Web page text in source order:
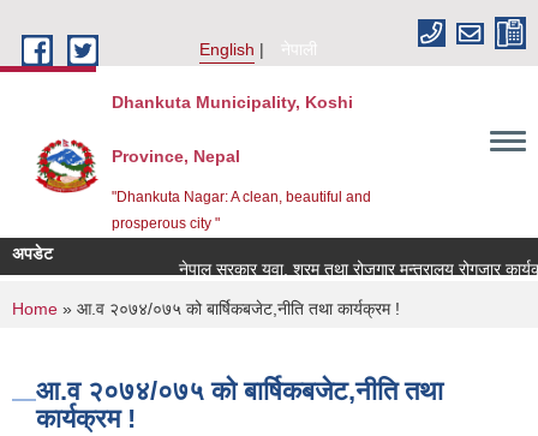
English
नेपाली
Dhankuta Municipality, Koshi
Province, Nepal
"Dhankuta Nagar: A clean, beautiful and
prosperous city "
अपडेट
नेपाल सरकार युवा, श्रम तथा रोजगार मन्त्रालय रोगजार
You are here
Home » आ.व २०७४/०७५ को बार्षिकबजेट,नीति तथा कार्यक्रम !
आ.व २०७४/०७५ को बार्षिकबजेट,नीति तथा
कार्यक्रम !